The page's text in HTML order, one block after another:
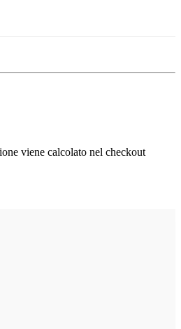
viene calcolato nel checkout